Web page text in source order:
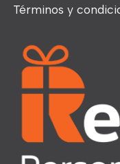
Términos y